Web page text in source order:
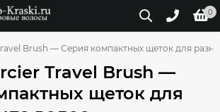
0
Brush — Серия компактных щеток для
Travel Brush —
щеток для